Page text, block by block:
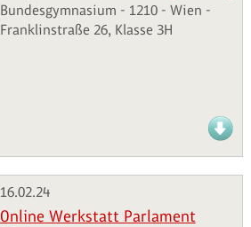
Bundesgymnasium - 1210 - Wien -
Franklinstraße 26, Klasse 3H
16.02.24
Online Werkstatt Parlament